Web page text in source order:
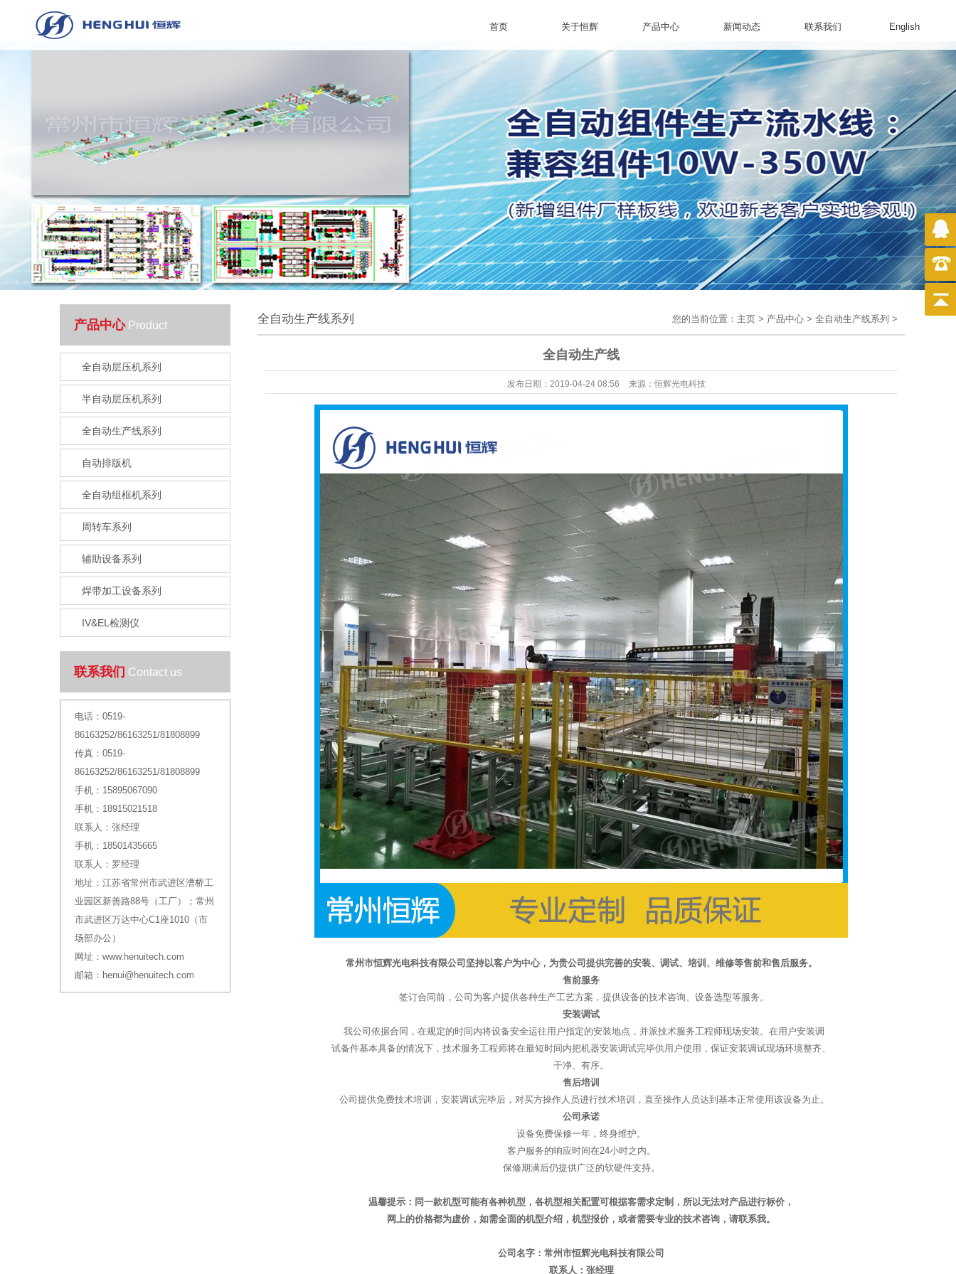
首页 关于恒辉 产品中心 新闻动态 联系我们 English
产品中心Product
全自动层压机系列
半自动层压机系列
全自动生产线系列
自动排版机
全自动组框机系列
周转车系列
辅助设备系列
焊带加工设备系列
IV&EL检测仪
联系我们 Contact us
电话： 0519-
86163252/86163251/81808899
传真： 0519-
86163252/86163251/81808899
手机： 15895067090
手机： 18915021518
联系人： 张经理
手机： 18501435665
联系人： 罗经理
地址： 江苏省常州市武进区漕桥工
业园区新善路88号（工厂）；常州
市武进区万达中心C1座1010（市
场部办公）
网址： www.henuitech.com
邮箱： henui@henuitech.com
全自动生产线系列 您的当前位置： 主页 > 产品中心 > 全自动生产线系列 >
全自动生产线
发布日期： 2019-04-24 08:56 来源： 恒辉光电科技
常州市恒辉光电科技有限公司坚持以客户为中心，为贵公司提供完善的安装、调试、培训、维修等售前和售后服务。
售前服务
签订合同前，公司为客户提供各种生产工艺方案，提供设备的技术咨询、设备选型等服务。
安装调试
我公司依据合同，在规定的时间内将设备安全运往用户指定的安装地点，并派技术服务工程师现场安装。在用户安装调
试备件基本具备的情况下，技术服务工程师将在最短时间内把机器安装调试完毕供用户使用，保证安装调试现场环境整齐、
干净、有序。
售后培训
公司提供免费技术培训，安装调试完毕后，对买方操作人员进行技术培训，直至操作人员达到基本正常使用该设备为止。
公司承诺
设备免费保修一年，终身维护。
客户服务的响应时间在24小时之内。
保修期满后仍提供广泛的软硬件支持。
温馨提示：同一款机型可能有各种机型，各机型相关配置可根据客需求定制，所以无法对产品进行标价，
网上的价格都为虚价，如需全面的机型介绍，机型报价，或者需要专业的技术咨询，请联系我。
公司名字：常州市恒辉光电科技有限公司
联系人：张经理